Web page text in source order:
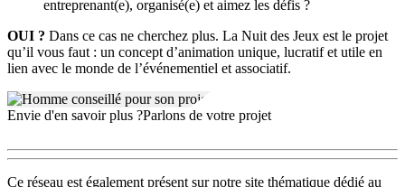
compétences : conseils individualisés, mises à jour réglementaires et
partage d’expériences au sein du réseau. Ce dispositif
d’encadrement rigoureux permet de s’installer rapidement sur son
territoire tout en bénéficiant de la notoriété du concept.
entreprenant(e), organisé(e) et aimez les défis ?
OUI ? Dans ce cas ne cherchez plus. La Nuit des Jeux est le projet
qu’il vous faut : un concept d’animation unique, lucratif et utile en
lien avec le monde de l’événementiel et associatif.
Envie d'en savoir plus ?Parlons de votre projet
Ce réseau est également présent sur notre site thématique dédié au